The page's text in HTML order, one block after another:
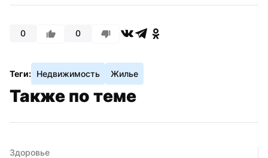
0 0
Теги: Недвижимость Жилье
Также по теме
Здоровье